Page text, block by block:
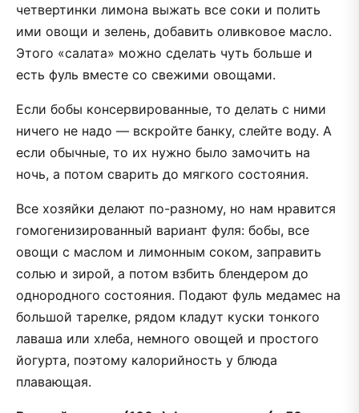
четвертинки лимона выжать все соки и полить
ими овощи и зелень, добавить оливковое масло.
Этого «салата» можно сделать чуть больше и
есть фуль вместе со свежими овощами.
Если бобы консервированные, то делать с ними
ничего не надо — вскройте банку, слейте воду. А
если обычные, то их нужно было замочить на
ночь, а потом сварить до мягкого состояния.
Все хозяйки делают по-разному, но нам нравится
гомогенизированный вариант фуля: бобы, все
овощи с маслом и лимонным соком, заправить
солью и зирой, а потом взбить блендером до
однородного состояния. Подают фуль медамес на
большой тарелке, рядом кладут куски тонкого
лаваша или хлеба, немного овощей и простого
йогурта, поэтому калорийность у блюда
плавающая.